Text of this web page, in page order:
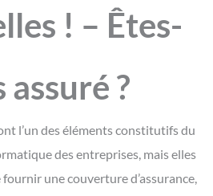
! – Êtes-
assuré ?
l’un des éléments constitutifs du
des entreprises, mais elles
une couverture d’assurance,